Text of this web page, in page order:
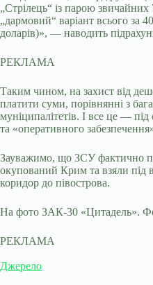
„Стрілець“ із парою
„дармовий“ варіант всього за
доларів)», — наводить
РЕКЛАМА
Таким чином, на захист від
платити суми, порівнянні з
муніципалітетів. І все це —
та «оперативного
Зауважимо, що ЗСУ фактично
окупований Крим та взяли під
коридор до півострова.
На фото ЗАК-30 «Цитадель».
РЕКЛАМА
Джерело